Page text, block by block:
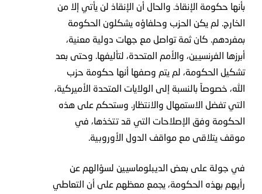
بأنها حكومة الإنقاذ. والحال أن الإنقاذ لن يأتي إلا من
الخارج. لم يكن الحزب وحلفاؤه يشكلون الحكومة
بمفردهم. كان ثمة تواصل مع جهات دولية معنية،
أبرزها الفرنسيين، والأمم المتحدة، لتأليفها. وحتى بعد
تشكيل الحكومة، لم يتم وصفها أنها حكومة حزب
الله، خصوصاً بالنسبة إلى الولايات المتحدة الأميركية،
التي تفضل الاستمهال والانتظار. وستحكم على هذه
الحكومة وفق الإصلاحات التي قد تتخذها، في
موقف يتلاقى مع مواقف الدول الأوروبية.
في جولة على بعض الديبلوماسيين لسؤالهم عن
رأيهم بهذه الحكومة، يجمع معظهم على أن التعاطي